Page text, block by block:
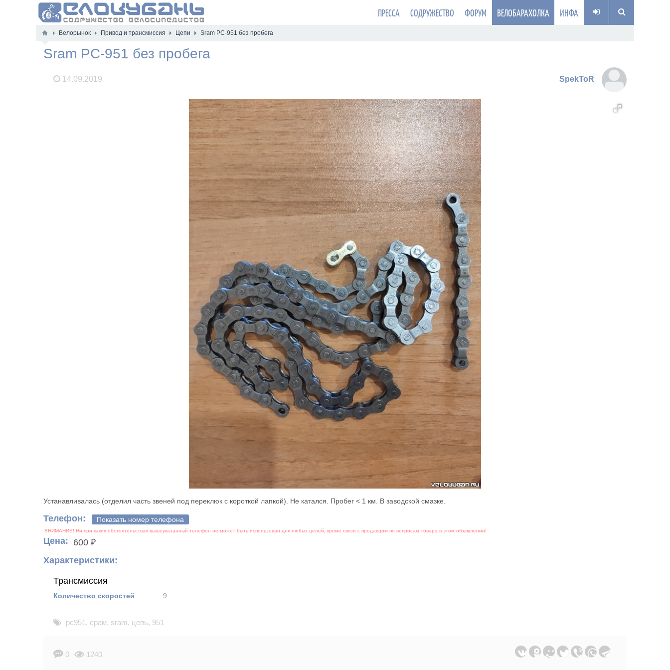
ПРЕССА СОДРУЖЕСТВО ФОРУМ ВЕЛОБАРАХОЛКА ИНФА
Велорынок Привод и трансмиссия Цепи Sram PC-951 без пробега
Sram PC-951 без пробега
14.09.2019 SpekToR
Устанавливалась (отделил часть звеней под переклюк с короткой лапкой). Не катался. Пробег < 1 км. В заводской смазке.
Телефон: Показать номер телефона
Цена: 600 ₽
Характеристики:
Трансмиссия
Количество скоростей 9
pc951 , срам, sram, цепь, 951
0 1240